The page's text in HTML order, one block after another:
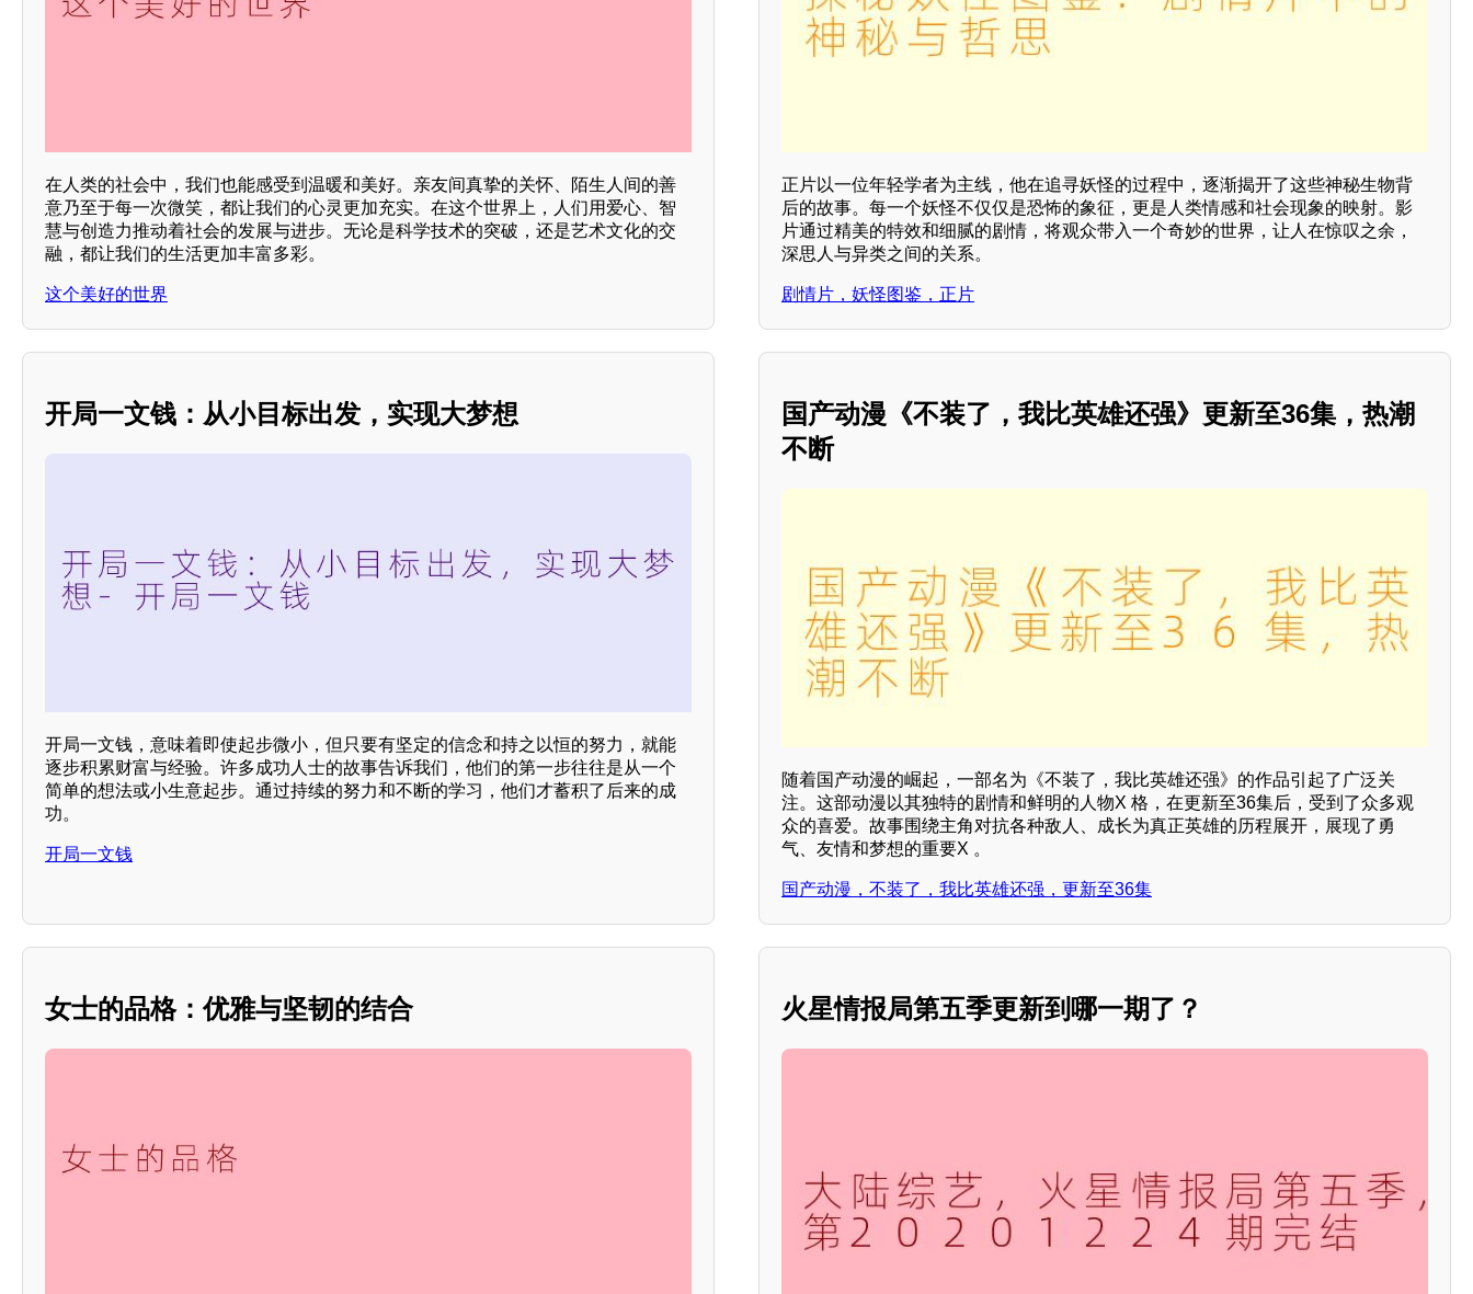
在人类的社会中，我们也能感受到温暖和美好。亲友间真挚的关怀、陌生人间的善
意乃至于每一次微笑，都让我们的心灵更加充实。在这个世界上，人们用爱心、智
慧与创造力推动着社会的发展与进步。无论是科学技术的突破，还是艺术文化的交
融，都让我们的生活更加丰富多彩。
这个美好的世界
正片以一位年轻学者为主线，他在追寻妖怪的过程中，逐渐揭开了这些神秘生物背
后的故事。每一个妖怪不仅仅是恐怖的象征，更是人类情感和社会现象的映射。影
片通过精美的特效和细腻的剧情，将观众带入一个奇妙的世界，让人在惊叹之余，
深思人与异类之间的关系。
剧情片，妖怪图鉴，正片
开局一文钱：从小目标出发，实现大梦想
开局一文钱，意味着即使起步微小，但只要有坚定的信念和持之以恒的努力，就能
逐步积累财富与经验。许多成功人士的故事告诉我们，他们的第一步往往是从一个
简单的想法或小生意起步。通过持续的努力和不断的学习，他们才蓄积了后来的成
功。
开局一文钱
国产动漫《不装了，我比英雄还强》更新至36集，热潮
不断
随着国产动漫的崛起，一部名为《不装了，我比英雄还强》的作品引起了广泛关
注。这部动漫以其独特的剧情和鲜明的人物X 格，在更新至36集后，受到了众多观
众的喜爱。故事围绕主角对抗各种敌人、成长为真正英雄的历程展开，展现了勇
气、友情和梦想的重要X 。
国产动漫，不装了，我比英雄还强，更新至36集
女士的品格：优雅与坚韧的结合 火星情报局第五季更新到哪一期了？